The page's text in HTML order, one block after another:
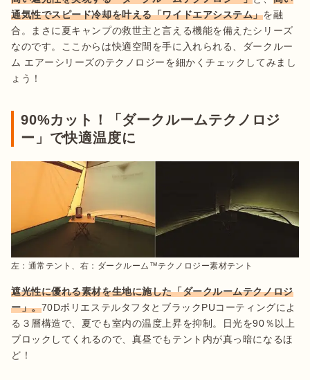
通気性でスピード冷却を叶える「ワイドエアシステム」を融
合。まさに夏キャンプの救世主と言える機能を備えたシリーズ
なのです。ここからは快適空間を手に入れられる、ダークルー
ム エアーシリーズのテクノロジーを細かくチェックしてみまし
ょう！
90%カット！「ダークルームテクノロジ
ー」で快適温度に
左：通常テント、右：ダークルーム™テクノロジー素材テント
遮光性に優れる素材を生地に施した「ダークルームテクノロジ
ー」。70DポリエステルタフタとブラックPUコーティングによ
る３層構造で、夏でも室内の温度上昇を抑制。日光を90％以上
ブロックしてくれるので、真昼でもテント内が真っ暗になるほ
ど！